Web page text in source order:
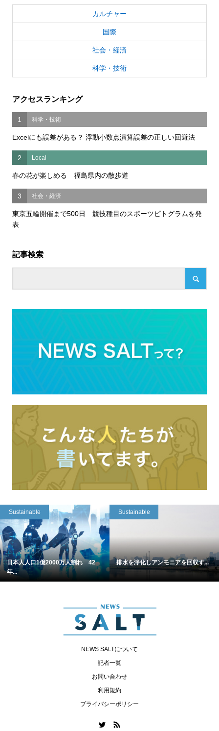
カルチャー
国際
社会・経済
科学・技術
アクセスランキング
1 科学・技術
Excelにも誤差がある？ 浮動小数点演算誤差の正しい回避法
2 Local
春の花が楽しめる 福島県内の散歩道
3 社会・経済
東京五輪開催まで500日 競技種目のスポーツピトグラムを発
表
記事検索
Sustainable
日本人人口1億2000万人割れ 42
年...
Sustainable
排水を浄化しアンモニアを回収す...
NEWS SALTについて
記者一覧
お問い合わせ
利用規約
プライバシーポリシー